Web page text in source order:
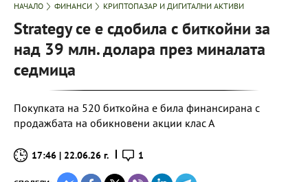
НАЧАЛО ФИНАНСИ КРИПТОПАЗАР И ДИГИТАЛНИ АКТИВИ
Strategy се е сдобила с биткойни за
над 39 млн. долара през миналата
седмица
Покупката на 520 биткойна е била финансирана с
продажбата на обикновени акции клас А
17:46 | 22.06.26 г. 1